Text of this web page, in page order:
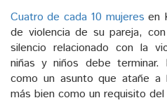
Cuatro de cada 10 mujeres en
de violencia de su pareja,
silencio relacionado con la
niñas y niños debe
como un asunto que atañe
más bien como un requisito